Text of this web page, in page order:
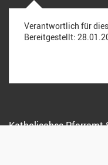
Katholisches Pfarramt
Verantwortlich für
Bereitgestellt: